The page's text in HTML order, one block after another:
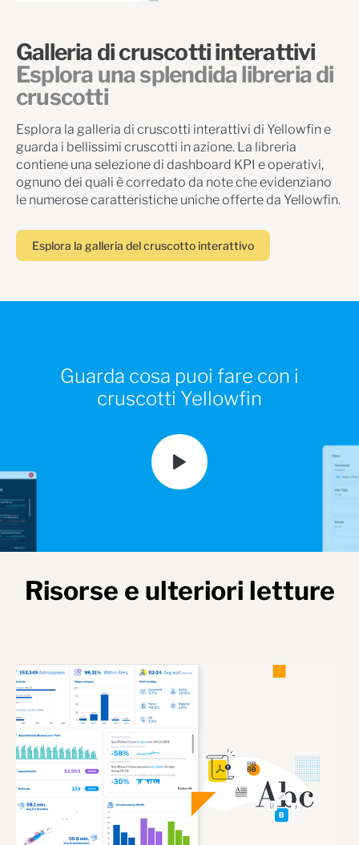
Galleria di cruscotti interattivi
Esplora una splendida libreria di
cruscotti
Esplora la galleria di cruscotti interattivi di Yellowfin e
guarda i bellissimi cruscotti in azione. La libreria
contiene una selezione di dashboard KPI e operativi,
ognuno dei quali è corredato da note che evidenziano
le numerose caratteristiche uniche offerte da Yellowfin.
Esplora la galleria del cruscotto interattivo
Guarda cosa puoi fare con i
cruscotti Yellowfin
Risorse e ulteriori letture